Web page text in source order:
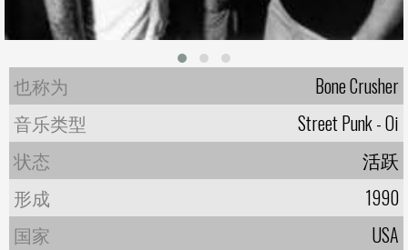
也称为
Bone Crusher
音乐类型
Street Punk - Oi
状态
活跃
形成
1990
国家
USA